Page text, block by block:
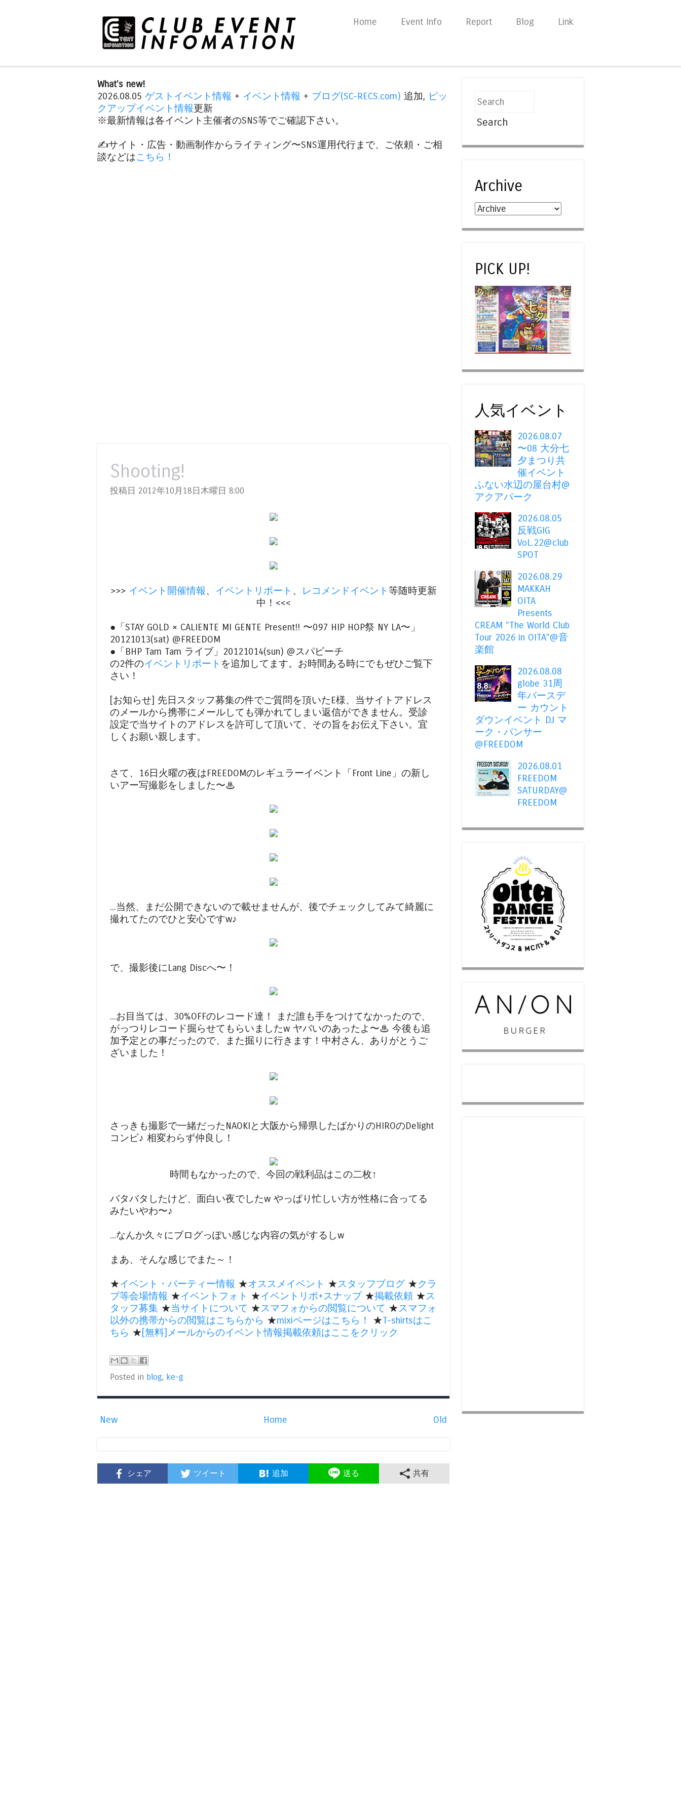
Skip to content
Home Event Info Report Blog Link
What's new!
2026.08.05 ゲストイベント情報 + イベント情報 + ブログ(SC-RECS.com) 追加, ピッ
クアップイベント情報更新
※最新情報は各イベント主催者のSNS等でご確認下さい。
✍️サイト・広告・動画制作からライティング〜SNS運用代行まで、ご依頼・ご相
談などはこちら！
Shooting!
投稿日 2012年10月18日木曜日 8:00
>>> イベント開催情報、 イベントリポート 、 レコメンドイベント等随時更新
中！<<<
●「STAY GOLD × CALIENTE MI GENTE Present!! 〜097 HIP HOP祭 NY LA〜」
20121013(sat) @FREEDOM
●「BHP Tam Tam ライブ」20121014(sun) @スパビーチ
の2件のイベントリポート を追加してます。お時間ある時にでもぜひご覧下
さい！
[お知らせ] 先日スタッフ募集の件でご質問を頂いたE様、当サイトアドレス
のメールから携帯にメールしても弾かれてしまい返信ができません。受診
設定で当サイトのアドレスを許可して頂いて、その旨をお伝え下さい。宜
しくお願い親します。
さて、16日火曜の夜はFREEDOMのレギュラーイベント「Front Line」の新し
いアー写撮影をしました〜♨
...当然、まだ公開できないので載せませんが、後でチェックしてみて綺麗に
撮れてたのでひと安心ですw♪
で、撮影後にLang Discへ〜！
...お目当ては、30%OFFのレコード達！ まだ誰も手をつけてなかったので、
がっつりレコード掘らせてもらいましたw ヤバいのあったよ〜♨ 今後も追
加予定との事だったので、また掘りに行きます！中村さん、ありがとうご
ざいました！
さっきも撮影で一緒だったNAOKIと大阪から帰県したばかりのHIROのDelight
コンビ♪ 相変わらず仲良し！
時間もなかったので、今回の戦利品はこの二枚↑
バタバタしたけど、面白い夜でしたw やっぱり忙しい方が性格に合ってる
みたいやわ〜♪
...なんか久々にブログっぽい感じな内容の気がするしw
まあ、そんな感じでまた～！
★イベント・パーティー情報 ★オススメイベント ★スタッフブログ ★クラ
ブ等会場情報 ★イベントフォト ★イベントリポ+スナップ★掲載依頼 ★ス
タッフ募集 ★当サイトについて ★スマフォからの閲覧について ★スマフォ
以外の携帯からの閲覧はこちらから ★mixiページはこちら！ ★T-shirtsはこ
ちら ★[無料]メールからのイベント情報掲載依頼はここをクリック
Posted in blog, ke-g
New Old
Home
シェア ツイート 追加 送る 共有
Search
Archive
PICK UP!
人気イベント
2026.08.07
〜08 大分七
夕まつり共
催イベント
ふない水辺の屋台村@
アクアパーク
2026.08.05
反戦GIG
VoL.22@club
SPOT
2026.08.29
MAKKAH
OITA
Presents
CREAM "The World Club
Tour 2026 in OITA"@音
楽館
2026.08.08
globe 31周
年バースデ
ー カウント
ダウンイベント DJ マ
ーク・パンサー
@FREEDOM
2026.08.01
FREEDOM
SATURDAY@
FREEDOM